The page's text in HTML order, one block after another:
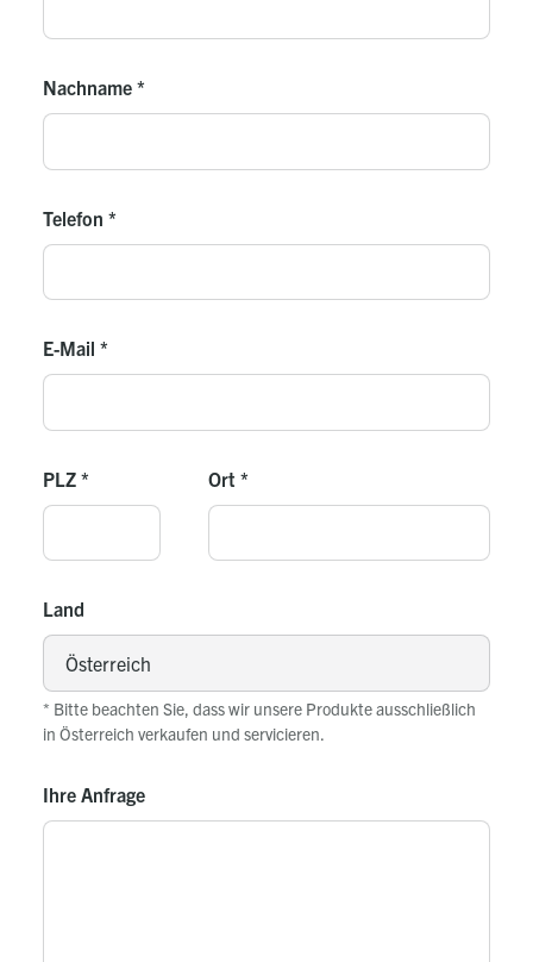
Nachname *
Telefon *
E-Mail *
PLZ * Ort *
Land
* Bitte beachten Sie, dass wir unsere Produkte ausschließlich
in Österreich verkaufen und servicieren.
Ihre Anfrage